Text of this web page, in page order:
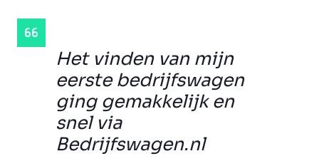
Het vinden van mijn
eerste bedrijfswagen
ging gemakkelijk en
snel via
Bedrijfswagen.nl